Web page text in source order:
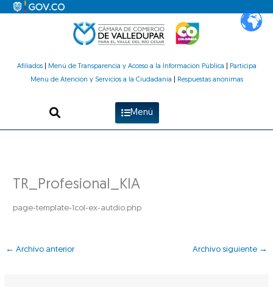
Afiliados| Menú de Transparencia y Acceso a la Información Pública
Participa
Menú de Atención y Servicios a la Ciudadanía
Respuestas anónimas
Menú
TR_Profesional_KIA
page-template-1col-ex-autdio.php
← Archivo anterior Archivo siguiente →